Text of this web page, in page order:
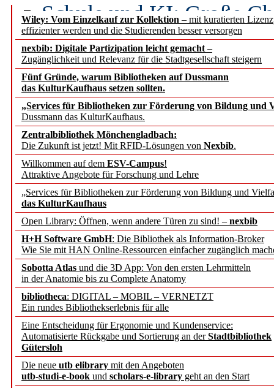
Wiley: Vom Einzelkauf zur Kollektion – mit kuratierten
effizienter werden und die Studierenden besser versorgen
nexbib: Digitale Partizipation leicht gemacht –
Zugänglichkeit und Relevanz für die Stadtgesellschaft steigern
Fünf Gründe, warum Bibliotheken auf Dussmann
das KulturKaufhaus setzen sollten.
„Services für Bibliotheken zur Förderung von Bildung und
Dussmann das KulturKaufhaus.
Zentralbibliothek Mönchengladbach:
Die Zukunft ist jetzt! Mit RFID-Lösungen von Nexbib.
Willkommen auf dem ESV-Campus!
Attraktive Angebote für Forschung und Lehre
„Services für Bibliotheken zur Förderung von Bildung und
das KulturKaufhaus
Open Library: Öffnen, wenn andere Türen zu sind! – nexbib
H+H Software GmbH: Die Bibliothek als Information-Broker
Wie Sie mit HAN Online-Ressourcen einfacher zugänglich
Sobotta Atlas und die 3D App: Von den ersten Lehrmitteln
in der Anatomie bis zu Complete Anatomy
bibliotheca: DIGITAL – MOBIL – VERNETZT
Ein rundes Bibliothekserlebnis für alle
Eine Entscheidung für Ergonomie und Kundenservice:
Automatisierte Rückgabe und Sortierung an derStadtbibliothek
Gütersloh
Die neue utb elibrary mit den Angeboten
utb-studi-e-book und scholars-e-library geht an den Start
Schule und KI: Große
Voraussetzungen
Erfolgreiches erstes
Segment Research –
angepasst
konstruktiv!
Mohr Siebeck
und die Zeitschrift für
Francke Attempto
EBSCO Information
Recherchefunktionen in
Sorbisches Institut neu
Geschichte und